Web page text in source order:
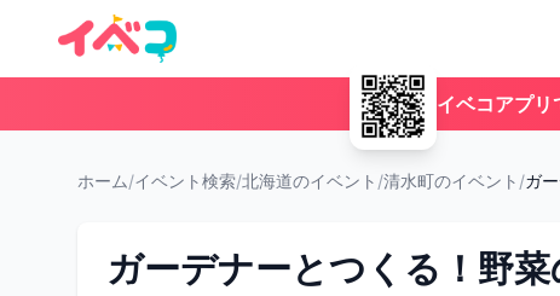
イベコアプリ
ホーム/イベント検索/北海道のイベント /清水町のイベント /ガ
ガーデナーとつくる！野菜